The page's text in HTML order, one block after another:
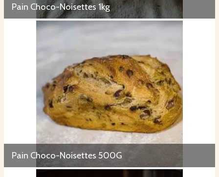
Pain Choco-Noisettes 1kg
Pain Choco-Noisettes 500G